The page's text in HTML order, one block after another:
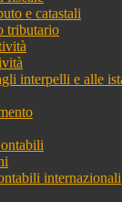
e catastali
tributario
interpelli e alle
internazionali